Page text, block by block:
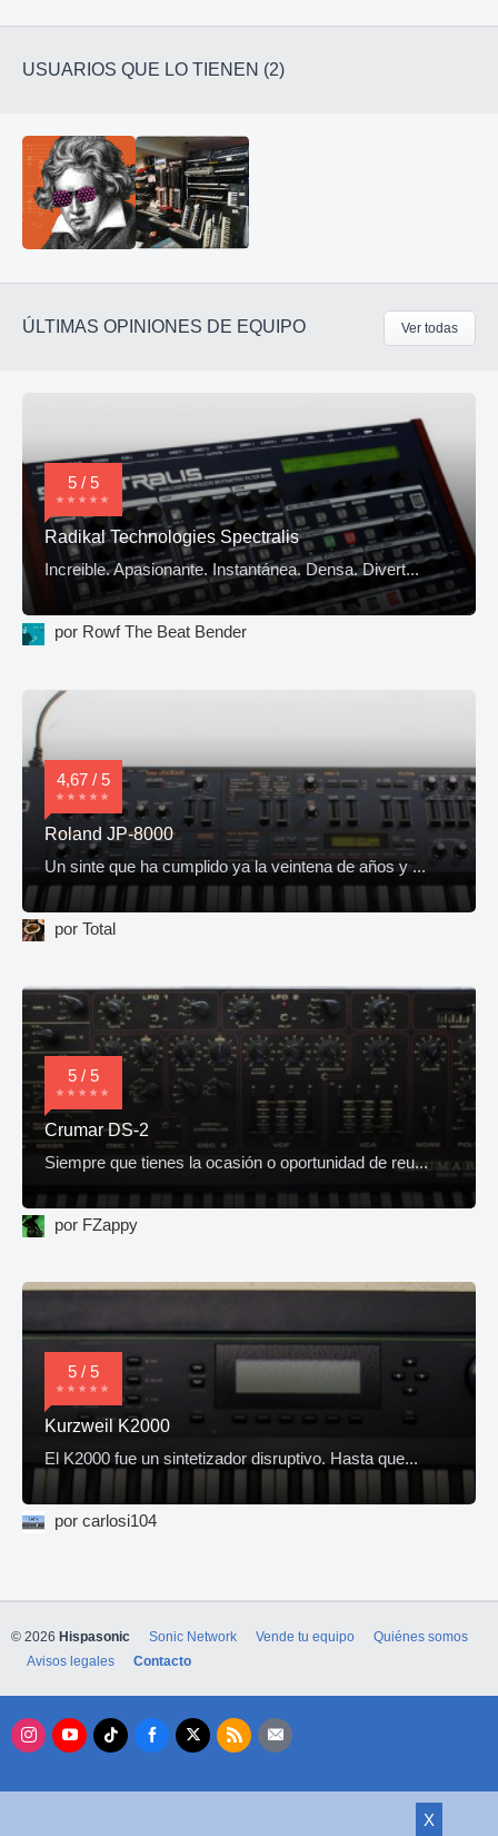
USUARIOS QUE LO TIENEN (2)
ÚLTIMAS OPINIONES DE EQUIPO Ver todas
5 / 5
Radikal Technologies Spectralis
Increible. Apasionante. Instantánea. Densa. Divert...
por Rowf The Beat Bender
4,67 / 5
Roland JP-8000
Un sinte que ha cumplido ya la veintena de años y ...
por Total
5 / 5
Crumar DS-2
Siempre que tienes la ocasión o oportunidad de reu...
por FZappy
5 / 5
Kurzweil K2000
El K2000 fue un sintetizador disruptivo. Hasta que...
por carlosi104
X
© 2026 Hispasonic Sonic Network Vende tu equipo
Quiénes somos
Avisos legales
Contacto